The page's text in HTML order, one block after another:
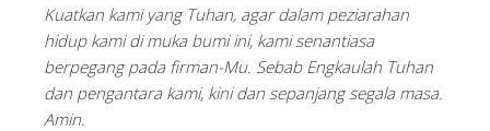
Kuatkan kami yang Tuhan, agar dalam peziarahan
hidup kami di muka bumi ini, kami senantiasa
berpegang pada firman-Mu. Sebab Engkaulah Tuhan
dan pengantara kami, kini dan sepanjang segala masa.
Amin.